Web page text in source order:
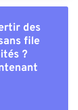
des
file
?